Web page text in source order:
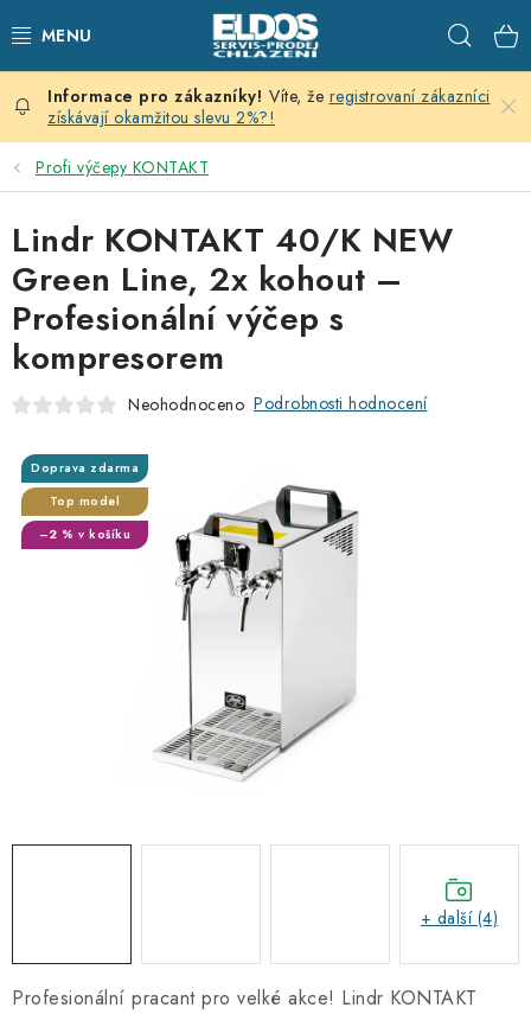
na
PRODEJNÍ CHLAZENÍ
SKLADOVACÍ CHLAZENÍ
CHLAZENÍ PRO PŘÍPRAVU
VÝČEPNÍ ZAŘÍZENÍ
DOMÁCÍ SPOTŘEBIČE
KLIMATIZACE
ZNAČKY
Informační centrum Proč zvolit TEFCOLD
Obchodní podmínky
Víte, že registrovaní zákazníci
získávají okamžitou slevu 2%?!
Profi výčepy KONTAKT
Profesionální pracant pro velké akce! Lindr KONTAKT
Lindr KONTAKT 40/K NEW
Green Line, 2x kohout –
Profesionální výčep s
kompresorem
Neohodnoceno Podrobnosti hodnocení
Doprava zdarma
Top model
–2 % v košíku
+ další (4)